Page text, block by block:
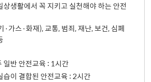
상생활에서 꼭 지키고 실천해야 하는 안전
·가스·화재), 교통, 범죄, 재난, 보건, 심폐
일반 안전교육 : 1시간
습이 결합된 안전교육 : 2시간